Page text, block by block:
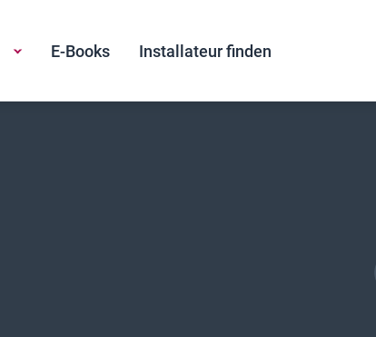
E-Books Installateur finden